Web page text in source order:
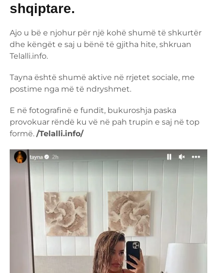
shqiptare.
Ajo u bë e njohur për një kohë shumë të shkurtër
dhe këngët e saj u bënë të gjitha hite, shkruan
Telalli.info.
Tayna është shumë aktive në rrjetet sociale, me
postime nga më të ndryshmet.
E në fotografinë e fundit, bukuroshja paska
provokuar rëndë ku vë në pah trupin e saj në top
formë. /Telalli.info/